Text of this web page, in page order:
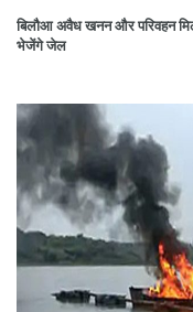
बिलौआ अवैध खनन और परिवहन
भेजेंगे जेल